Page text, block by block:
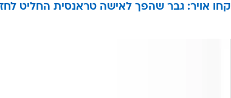
קחו אויר: גבר שהפך לאישה טראנסית החליט